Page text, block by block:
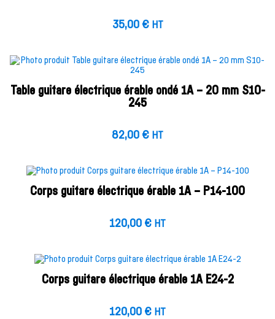
35,00 € HT
Table guitare électrique érable ondé 1A – 20 mm S10-
245
82,00 € HT
Corps guitare électrique érable 1A – P14-100
120,00 € HT
Corps guitare électrique érable 1A E24-2
120,00 € HT